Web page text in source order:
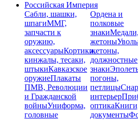
Российская Империя
Сабли, шашки,
шпагиММГ,
запчасти к
оружию,
аксессуарыКортики,
кинжалы, тесаки,
штыкиКавказское
оружиеПлакаты
ПМВ, Революции
и Гражданской
войныУниформа,
головные
Ордена и
полковые
знакиМедали,
жетоны
жетоны,
должностные
знаки
погоны,
петлицы
интерьер
оптика
документы